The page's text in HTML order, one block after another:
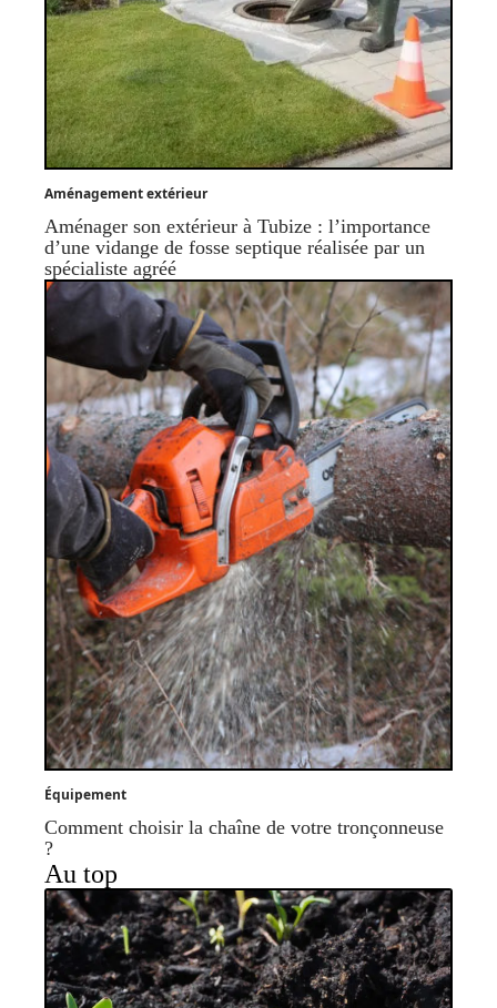
Aménagement extérieur
Aménager son extérieur à Tubize : l’importance
d’une vidange de fosse septique réalisée par un
spécialiste agréé
Équipement
Comment choisir la chaîne de votre tronçonneuse
?
Au top